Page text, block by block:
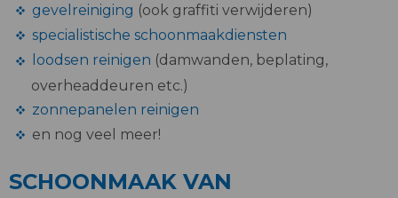
gevelreiniging (ook graffiti verwijderen)
specialistische schoonmaakdiensten
loodsen reinigen (damwanden, beplating,
overheaddeuren etc.)
zonnepanelen reinigen
en nog veel meer!
SCHOONMAAK VAN